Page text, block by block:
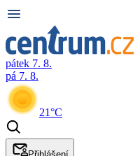
pátek 7. 8.
pá 7. 8.
21°C